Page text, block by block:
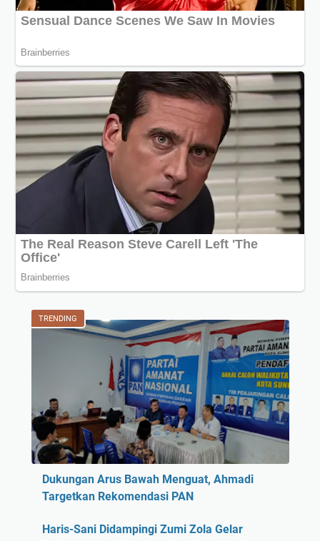
TRENDING
Dukungan Arus Bawah Menguat, Ahmadi
Targetkan Rekomendasi PAN
Haris-Sani Didampingi Zumi Zola Gelar